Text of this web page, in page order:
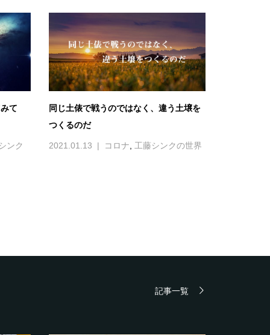
て
ンク
同じ土俵で戦うのではなく、違う土壌を
つくるのだ
2021.01.13 コロナ 工藤シンクの世界
記事一覧